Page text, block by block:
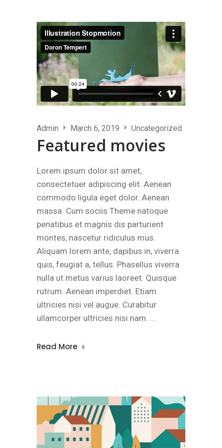
Admin March 6, 2019 Uncategorized
Featured movies
Lorem ipsum dolor sit amet,
consectetuer adipiscing elit. Aenean
commodo ligula eget dolor. Aenean
massa. Cum sociis Theme natoque
penatibus et magnis dis parturient
montes, nascetur ridiculus mus.
Aliquam lorem ante, dapibus in, viverra
quis, feugiat a, tellus. Phasellus viverra
nulla ut metus varius laoreet. Quisque
rutrum. Aenean imperdiet. Etiam
ultricies nisi vel augue. Curabitur
ullamcorper ultricies nisi nam.
Read More